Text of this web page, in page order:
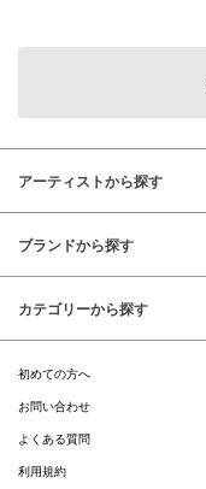
アーティストから探す
ブランドから探す
カテゴリーから探す
初めての方へ
お問い合わせ
よくある質問
利用規約